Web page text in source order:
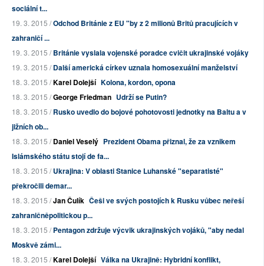
sociální t...
19. 3. 2015 /Odchod Británie z EU "by z 2 milionů Britů pracujících v
zahraničí ...
19. 3. 2015 /Británie vyslala vojenské poradce cvičit ukrajinské vojáky
19. 3. 2015 /Další americká církev uznala homosexuální manželství
18. 3. 2015 /Karel Dolejší Kolona, kordon, opona
18. 3. 2015 /George Friedman Udrží se Putin?
18. 3. 2015 /Rusko uvedlo do bojové pohotovosti jednotky na Baltu a v
jižních ob...
18. 3. 2015 /Daniel Veselý Prezident Obama přiznal, že za vznikem
Islámského státu stojí de fa...
18. 3. 2015 /Ukrajina: V oblasti Stanice Luhanské "separatisté"
překročili demar...
18. 3. 2015 /Jan Čulík Češi ve svých postojích k Rusku vůbec neřeší
zahraničněpolitickou p...
18. 3. 2015 /Pentagon zdržuje výcvik ukrajinských vojáků, "aby nedal
Moskvě zámi...
18. 3. 2015 /Karel Dolejší Válka na Ukrajině: Hybridní konflikt,